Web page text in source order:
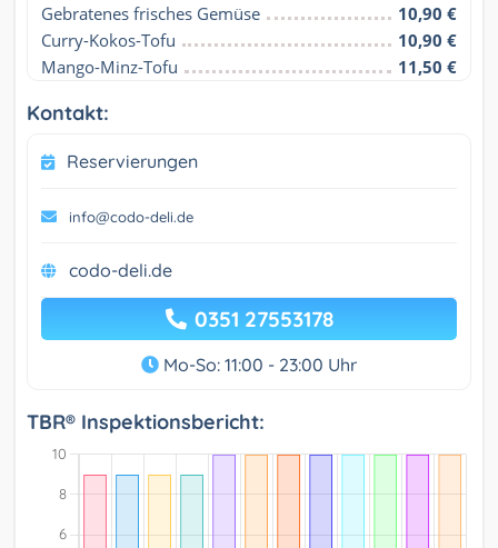
Gebratenes frisches Gemüse
10,90 €
Curry-Kokos-Tofu
10,90 €
Mango-Minz-Tofu
11,50 €
Kontakt:
Reservierungen
info@codo-deli.de
codo-deli.de
0351 27553178
Mo-So: 11:00 - 23:00 Uhr
TBR® Inspektionsbericht: